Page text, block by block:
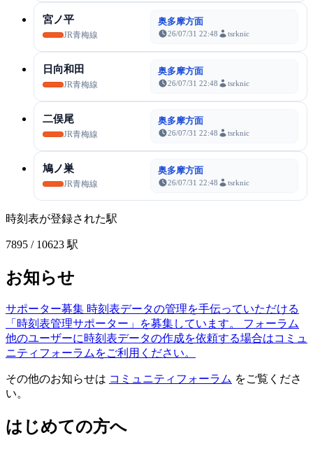
宮ノ平
JR青梅線
奥多摩方面
26/07/31 22:48 tsrknic
日向和田
JR青梅線
奥多摩方面
26/07/31 22:48 tsrknic
二俣尾
JR青梅線
奥多摩方面
26/07/31 22:48 tsrknic
鳩ノ巣
JR青梅線
奥多摩方面
26/07/31 22:48 tsrknic
時刻表が登録された駅
7895 / 10623 駅
お知らせ
サポーター募集 時刻表データの管理を手伝っていただける
「時刻表管理サポーター」を募集しています。
フォーラム
他のユーザーに時刻表データの作成を依頼する場合はコミュ
ニティフォーラムをご利用ください。
その他のお知らせは コミュニティフォーラム をご覧くださ
い。
はじめての方へ